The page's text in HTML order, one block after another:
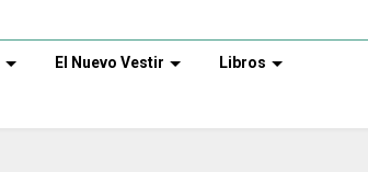
El Nuevo Vestir Libros